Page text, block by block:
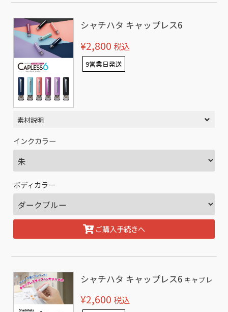
シャチハタ キャップレス6
¥2,800 税込
9営業日発送
素材説明
インクカラー
ボディカラー
ご購入手続きへ
シャチハタ キャップレス6 キャプレ
¥2,600 税込